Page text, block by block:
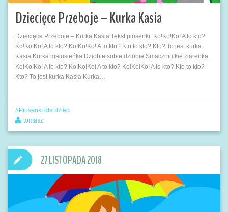
Dziecięce Przeboje – Kurka Kasia
Dziecięce Przeboje – Kurka Kasia Tekst piosenki: Ko!Ko!Ko! A to kto?
Ko!Ko!Ko! A to kto? Ko!Ko!Ko! A to kto? Kto to kto? Kto? To jest kurka
Kasia Kurka malusieńka Dziobie sobie dziobie Smaczniutkie ziarenka
Ko!Ko!Ko! A to kto? Ko!Ko!Ko! A to kto? Ko!Ko!Ko! A to kto? Kto to kto?
Kto? To jest kurka Kasia Kurka…
Piosenki dla dzieci
tomasz
27 LISTOPADA 2018